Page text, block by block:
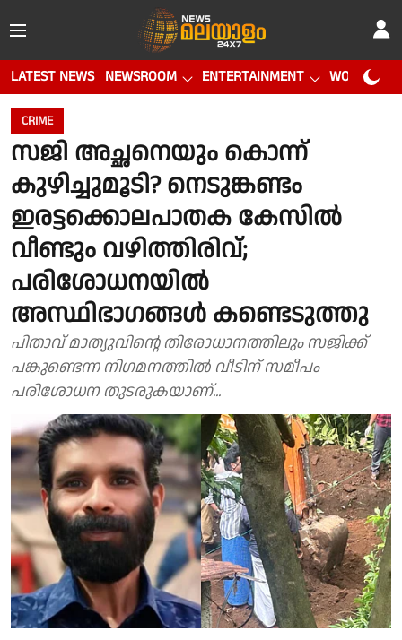
LATEST NEWS NEWSROOM ENTERTAINMENT WORLD CUP
CRIME
സജി അച്ഛനെയും കൊന്ന്
കുഴിച്ചുമൂടി? നെടുങ്കണ്ടം
ഇരട്ടക്കൊലപാതക കേസിൽ
വീണ്ടും വഴിത്തിരിവ്;
പരിശോധനയിൽ
അസ്ഥിഭാഗങ്ങൾ കണ്ടെടുത്തു
പിതാവ് മാത്യുവിന്റെ തിരോധാനത്തിലും സജിക്ക്
പങ്കുണ്ടെന്ന നിഗമനത്തിൽ വീടിന് സമീപം
പരിശോധന തുടരുകയാണ്...